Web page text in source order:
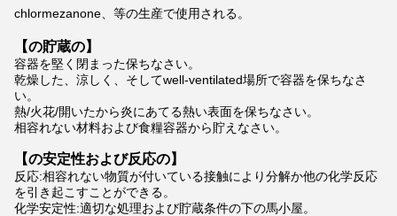
chlormezanone、等の生産で使用される。
【の貯蔵の】
容器を堅く閉まった保ちなさい。
乾燥した、涼しく、そしてwell-ventilated場所で容器を保ちなさ
い。
熱/火花/開いたから炎にあてる熱い表面を保ちなさい。
相容れない材料および食糧容器から貯えなさい。
【の安定性および反応の】
反応:相容れない物質が付いている接触により分解か他の化学反応
を引き起こすことができる。
化学安定性:適切な処理および貯蔵条件の下の馬小屋。